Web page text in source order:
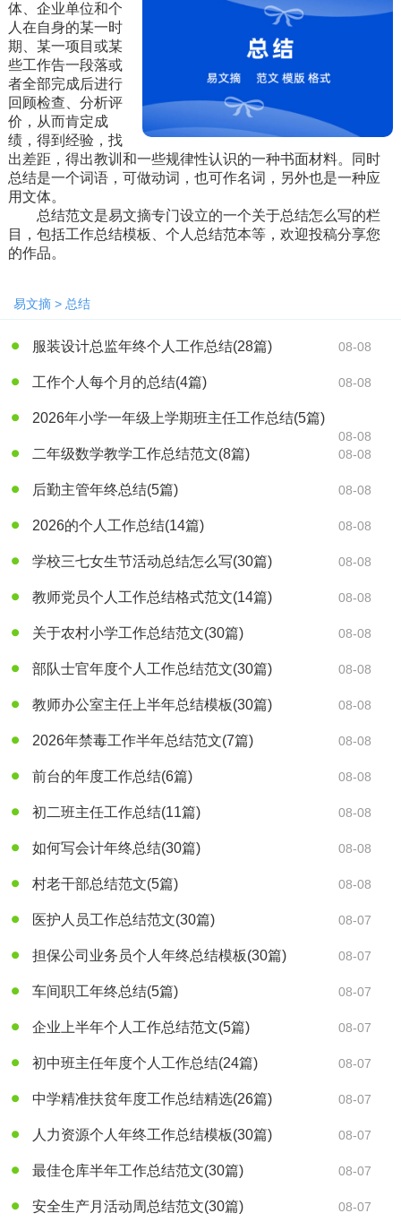
体、企业单位和个
人在自身的某一时
期、某一项目或某
些工作告一段落或
者全部完成后进行
回顾检查、分析评
价，从而肯定成
绩，得到经验，找
出差距，得出教训和一些规律性认识的一种书面材料。同时
总结是一个词语，可做动词，也可作名词，另外也是一种应
用文体。
总结范文是易文摘专门设立的一个关于总结怎么写的栏
目，包括工作总结模板、个人总结范本等，欢迎投稿分享您
的作品。
易文摘 > 总结
服装设计总监年终个人工作总结(28篇) 08-08
工作个人每个月的总结(4篇) 08-08
2026年小学一年级上学期班主任工作总结(5篇)
08-08
二年级数学教学工作总结范文(8篇) 08-08
后勤主管年终总结(5篇) 08-08
2026的个人工作总结(14篇) 08-08
学校三七女生节活动总结怎么写(30篇) 08-08
教师党员个人工作总结格式范文(14篇) 08-08
关于农村小学工作总结范文(30篇) 08-08
部队士官年度个人工作总结范文(30篇) 08-08
教师办公室主任上半年总结模板(30篇) 08-08
2026年禁毒工作半年总结范文(7篇) 08-08
前台的年度工作总结(6篇) 08-08
初二班主任工作总结(11篇) 08-08
如何写会计年终总结(30篇) 08-08
村老干部总结范文(5篇) 08-08
医护人员工作总结范文(30篇) 08-07
担保公司业务员个人年终总结模板(30篇) 08-07
车间职工年终总结(5篇) 08-07
企业上半年个人工作总结范文(5篇) 08-07
初中班主任年度个人工作总结(24篇) 08-07
中学精准扶贫年度工作总结精选(26篇) 08-07
人力资源个人年终工作总结模板(30篇) 08-07
最佳仓库半年工作总结范文(30篇) 08-07
安全生产月活动周总结范文(30篇) 08-07